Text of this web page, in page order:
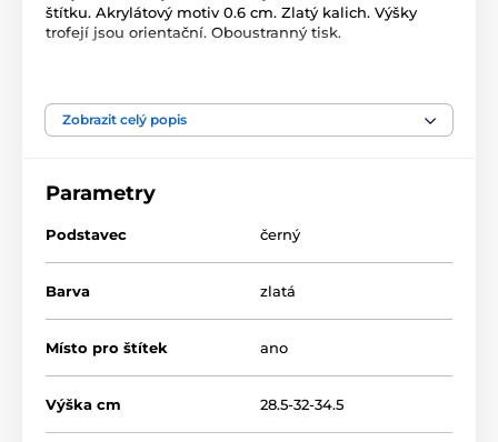
štítku. Akrylátový motiv 0.6 cm. Zlatý kalich. Výšky
trofejí jsou orientační. Oboustranný tisk.
Hasiči Akrylátové trofeje ACUPCG
Zobrazit celý popis
Parametry
Podstavec černý
Barva zlatá
Místo pro štítek ano
Výška cm 28.5-32-34.5